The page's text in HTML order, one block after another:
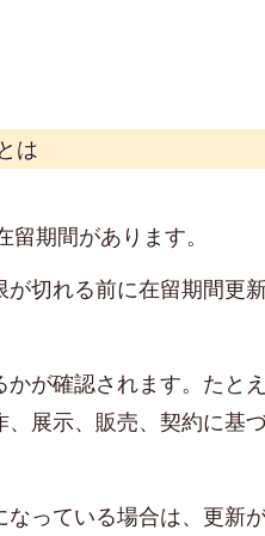
は
期間があります。
切れる前に在留期間更
が確認されます。たと
展示、販売、契約に基
っている場合は、更新